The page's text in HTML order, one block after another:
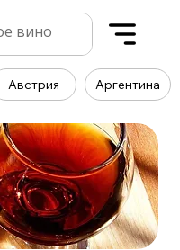
Австрия Аргентина